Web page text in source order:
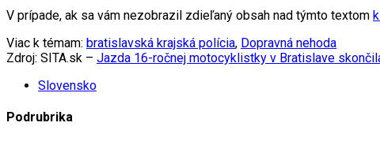
V prípade, ak sa vám nezobrazil zdieľaný obsah nad týmto textom
Viac k témam: bratislavská krajská polícia, Dopravná nehoda
Zdroj: SITA.sk – Jazda 16-ročnej motocyklistky v Bratislave
Slovensko
Podrubrika